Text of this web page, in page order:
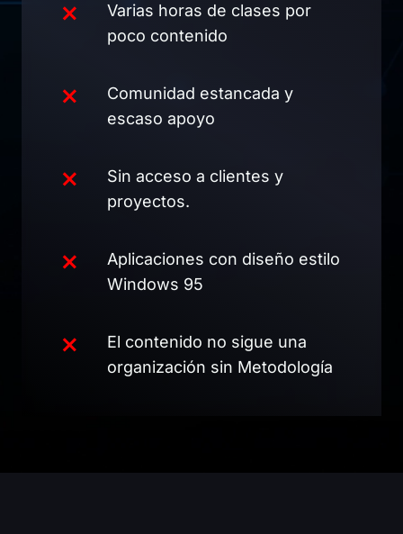
Varias horas de clases por
poco contenido
Comunidad estancada y
escaso apoyo
Sin acceso a clientes y
proyectos.
Aplicaciones con diseño estilo
Windows 95
El contenido no sigue una
organización sin Metodología